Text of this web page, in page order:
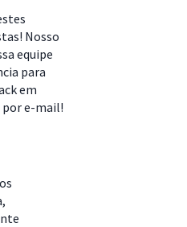
Nosso
equipe
para
em
por e-mail!